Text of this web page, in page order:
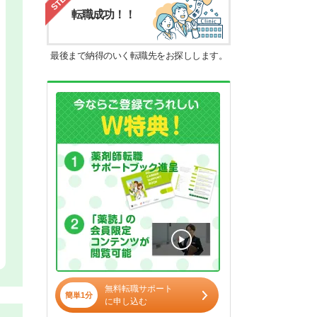
転職成功！！
最後まで納得のいく転職先をお探しします。
簡単1分
無料転職サポート
に申し込む